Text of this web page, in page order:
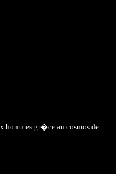
hommes gr�ce au cosmos de